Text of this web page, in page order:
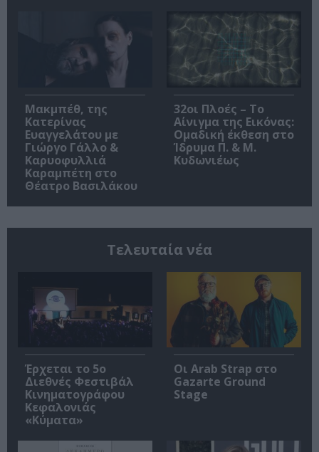
Μακμπέθ, της
Κατερίνας
Ευαγγελάτου με
Γιώργο Γάλλο &
Καρυοφυλλιά
Καραμπέτη στο
Θέατρο Βασιλάκου
32οι Πλοές – Το
Αίνιγμα της Εικόνας:
Ομαδική έκθεση στο
Ίδρυμα Π. & Μ.
Κυδωνιέως
Τελευταία νέα
Έρχεται το 5ο
Διεθνές Φεστιβάλ
Κινηματογράφου
Κεφαλονιάς
«Κύματα»
Οι Arab Strap στο
Gazarte Ground
Stage